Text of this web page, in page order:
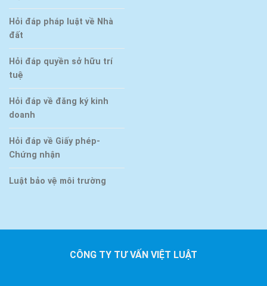
Hỏi đáp pháp luật về Nhà
đất
Hỏi đáp quyền sở hữu trí
tuệ
Hỏi đáp về đăng ký kinh
doanh
Hỏi đáp về Giấy phép-
Chứng nhận
Luật bảo vệ môi trường
CÔNG TY TƯ VẤN VIỆT LUẬT